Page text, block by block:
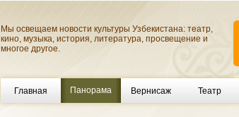
Мы освещаем новости культуры Узбекистана: театр,
кино, музыка, история, литература, просвещение и
многое другое.
Главная Панорама Вернисаж Театр